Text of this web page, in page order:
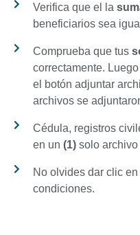
Verifica que el la
beneficiarios sea
Comprueba que tus
correctamente.
el botón adjuntar
archivos se
Cédula, registros
en un (1)solo archivo
No olvides dar clic
condiciones.